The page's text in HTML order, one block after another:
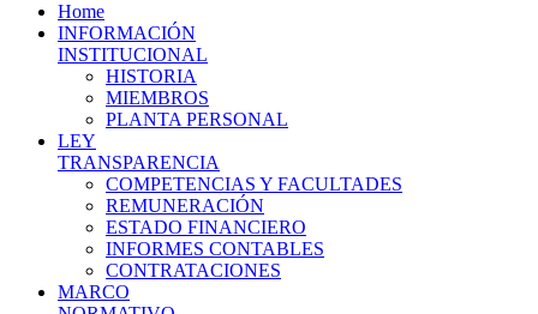
Home
INFORMACIÓN
INSTITUCIONAL
HISTORIA
MIEMBROS
PLANTA PERSONAL
LEY
TRANSPARENCIA
COMPETENCIAS Y FACULTADES
REMUNERACIÓN
ESTADO FINANCIERO
INFORMES CONTABLES
CONTRATACIONES
MARCO